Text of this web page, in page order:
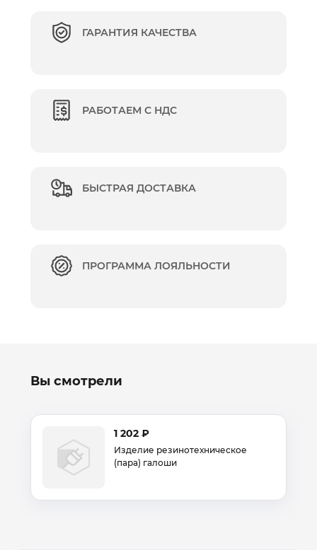
ГАРАНТИЯ КАЧЕСТВА
РАБОТАЕМ С НДС
БЫСТРАЯ ДОСТАВКА
ПРОГРАММА ЛОЯЛЬНОСТИ
Вы смотрели
1 202 ₽
Изделие резинотехническое
(пара) галоши